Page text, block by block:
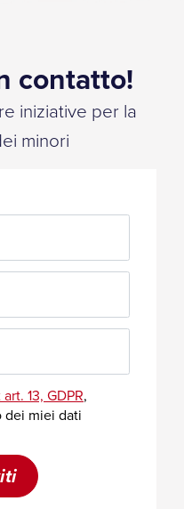
contatto!
iniziative per la
minori